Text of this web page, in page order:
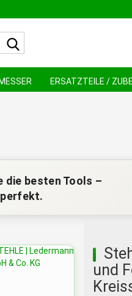
ERSATZTEILE /
die besten Tools –
und